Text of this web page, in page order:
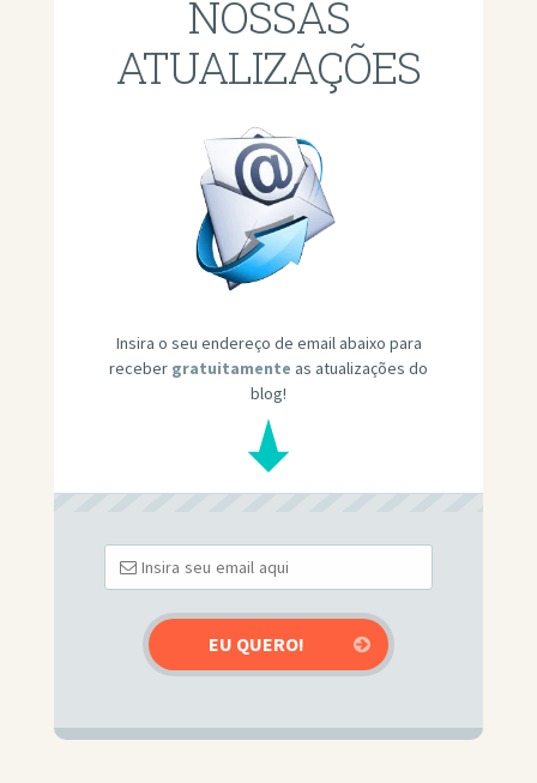
NOSSAS
ATUALIZAÇÕES
Insira o seu endereço de email abaixo para
receber gratuitamente as atualizações do
blog!